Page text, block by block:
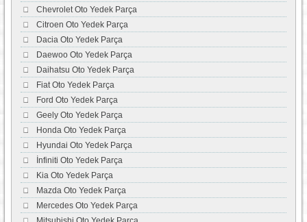
Chevrolet Oto Yedek Parça
Citroen Oto Yedek Parça
Dacia Oto Yedek Parça
Daewoo Oto Yedek Parça
Daihatsu Oto Yedek Parça
Fiat Oto Yedek Parça
Ford Oto Yedek Parça
Geely Oto Yedek Parça
Honda Oto Yedek Parça
Hyundai Oto Yedek Parça
İnfiniti Oto Yedek Parça
Kia Oto Yedek Parça
Mazda Oto Yedek Parça
Mercedes Oto Yedek Parça